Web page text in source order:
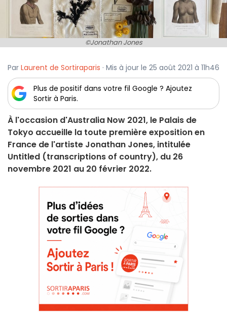
©Jonathan Jones
Par Laurent de Sortiraparis · Mis à jour le 25 août 2021 à 11h46
Plus de positif dans votre fil Google ? Ajoutez
Sortir à Paris.
À l'occasion d'Australia Now 2021, le Palais de
Tokyo accueille la toute première exposition en
France de l'artiste Jonathan Jones, intitulée
Untitled (transcriptions of country), du 26
novembre 2021 au 20 février 2022.